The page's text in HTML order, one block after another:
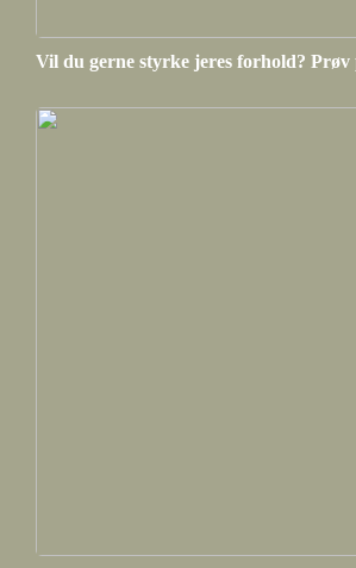
Vil du gerne styrke jeres forhold?